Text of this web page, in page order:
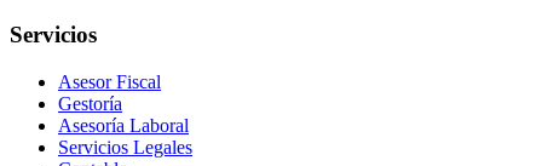
Servicios
Asesor Fiscal
Gestoría
Asesoría Laboral
Servicios Legales